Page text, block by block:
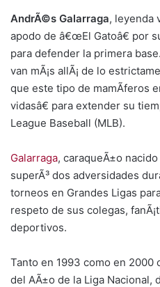
AndrÃ©s Galarraga, leyenda
apodo de â€œEl Gatoâ€ por
para defender la primera
van mÃ¡s allÃ¡ de lo
que este tipo de mamÃ­feros
vidasâ€ para extender su
League Baseball (MLB).
Galarraga, caraqueÃ±o
superÃ³ dos adversidades
torneos en Grandes Ligas
respeto de sus colegas,
deportivos.
Tanto en 1993 como en 2000
del AÃ±o de la Liga